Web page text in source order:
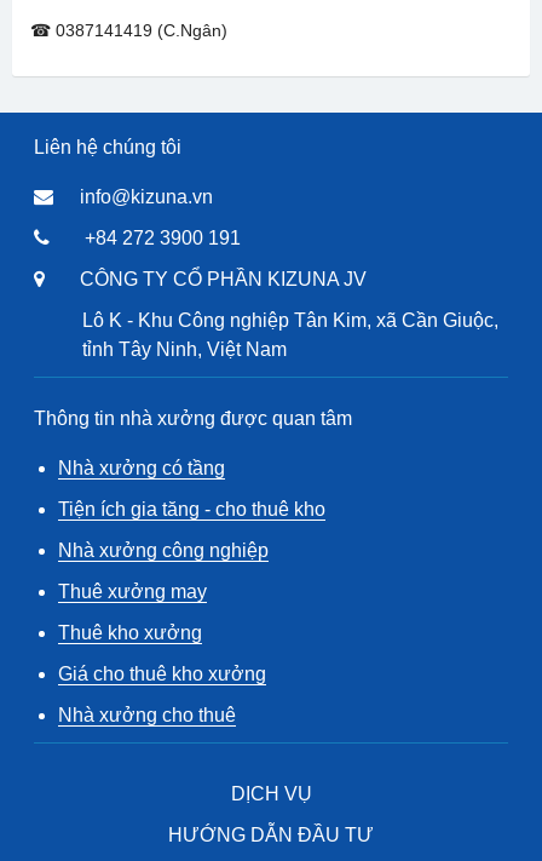
☎ 0387141419 (C.Ngân)
Liên hệ chúng tôi
info@kizuna.vn
+84 272 3900 191
CÔNG TY CỔ PHẦN KIZUNA JV
Lô K - Khu Công nghiệp Tân Kim, xã Cần Giuộc,
tỉnh Tây Ninh, Việt Nam
Thông tin nhà xưởng được quan tâm
Nhà xưởng có tầng
Tiện ích gia tăng - cho thuê kho
Nhà xưởng công nghiệp
Thuê xưởng may
Thuê kho xưởng
Giá cho thuê kho xưởng
Nhà xưởng cho thuê
DỊCH VỤ
HƯỚNG DẪN ĐẦU TƯ